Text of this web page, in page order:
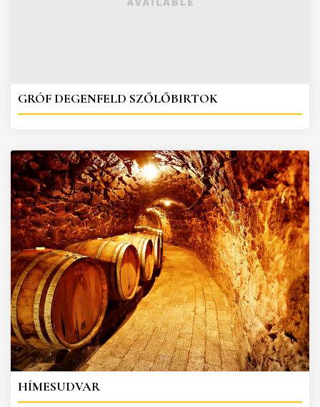
GRÓF DEGENFELD SZŐLŐBIRTOK
HÍMESUDVAR